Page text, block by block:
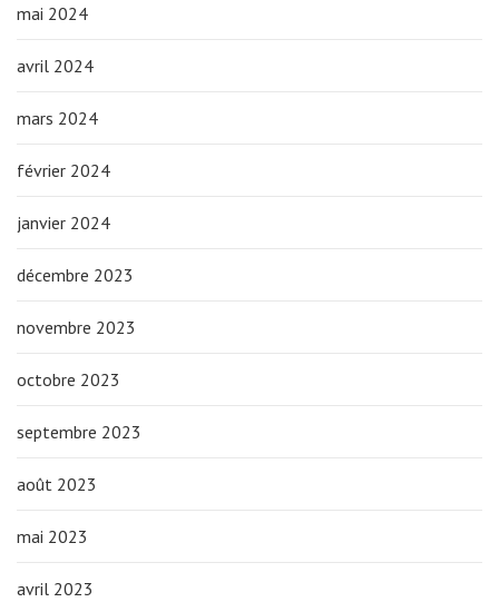
mai 2024
avril 2024
mars 2024
février 2024
janvier 2024
décembre 2023
novembre 2023
octobre 2023
septembre 2023
août 2023
mai 2023
avril 2023